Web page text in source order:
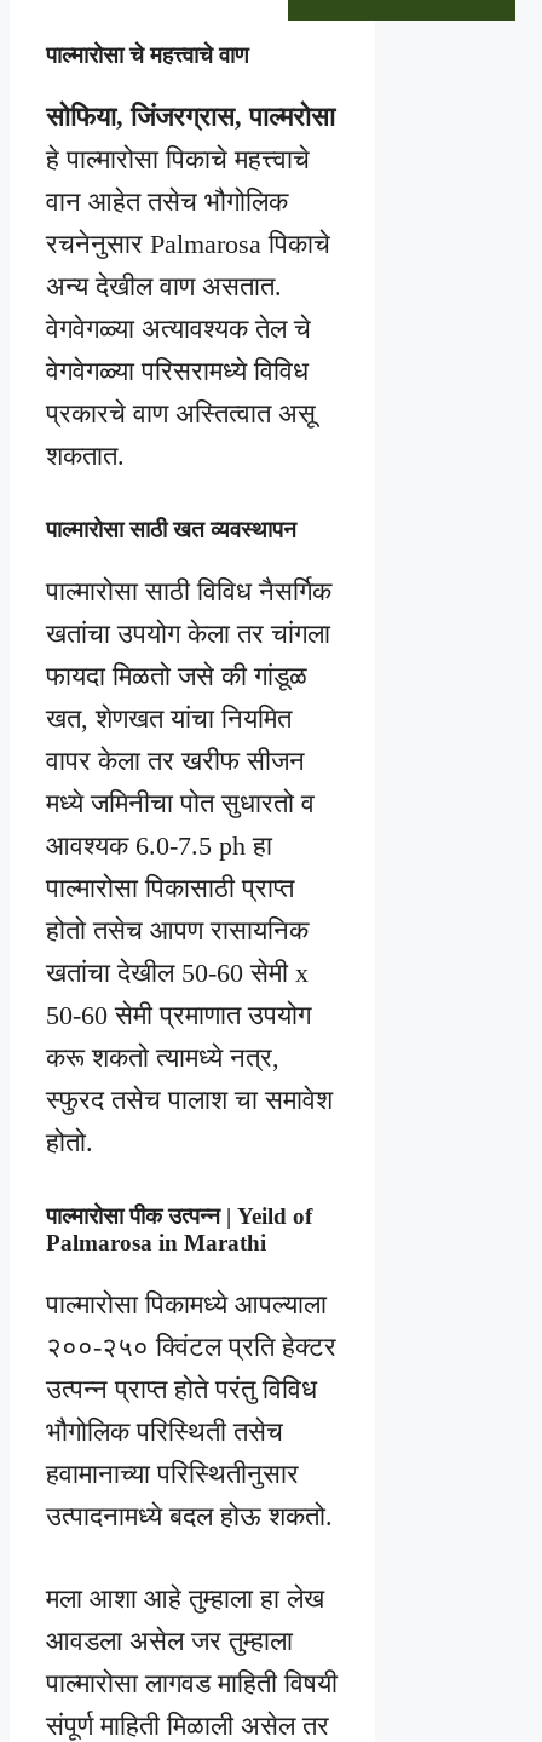
पाल्मारोसा चे महत्त्वाचे वाण
सोफिया, जिंजरग्रास, पाल्मरोसा
हे पाल्मारोसा पिकाचे महत्त्वाचे
वान आहेत तसेच भौगोलिक
रचनेनुसार Palmarosa पिकाचे
अन्य देखील वाण असतात.
वेगवेगळ्या अत्यावश्यक तेल चे
वेगवेगळ्या परिसरामध्ये विविध
प्रकारचे वाण अस्तित्वात असू
शकतात.
पाल्मारोसा साठी खत व्यवस्थापन
पाल्मारोसा साठी विविध नैसर्गिक
खतांचा उपयोग केला तर चांगला
फायदा मिळतो जसे की गांडूळ
खत, शेणखत यांचा नियमित
वापर केला तर खरीफ सीजन
मध्ये जमिनीचा पोत सुधारतो व
आवश्यक 6.0-7.5 ph हा
पाल्मारोसा पिकासाठी प्राप्त
होतो तसेच आपण रासायनिक
खतांचा देखील 50-60 सेमी x
50-60 सेमी प्रमाणात उपयोग
करू शकतो त्यामध्ये नत्र,
स्फुरद तसेच पालाश चा समावेश
होतो.
पाल्मारोसा पीक उत्पन्न | Yeild of
Palmarosa in Marathi
पाल्मारोसा पिकामध्ये आपल्याला
२००-२५० क्विंटल प्रति हेक्टर
उत्पन्न प्राप्त होते परंतु विविध
भौगोलिक परिस्थिती तसेच
हवामानाच्या परिस्थितीनुसार
उत्पादनामध्ये बदल होऊ शकतो.
मला आशा आहे तुम्हाला हा लेख
आवडला असेल जर तुम्हाला
पाल्मारोसा लागवड माहिती विषयी
संपूर्ण माहिती मिळाली असेल तर